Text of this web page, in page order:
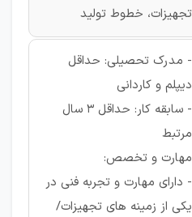
تجهیزات، خطوط تولید
- مدرک تحصیلی: حداقل
دیپلم و کاردانی
- سابقه کار: حداقل 3 سال
مرتبط
مهارت و تخصص:
- دارای مهارت و تجربه فنی در
یکی از زمینه های تجهیزات/